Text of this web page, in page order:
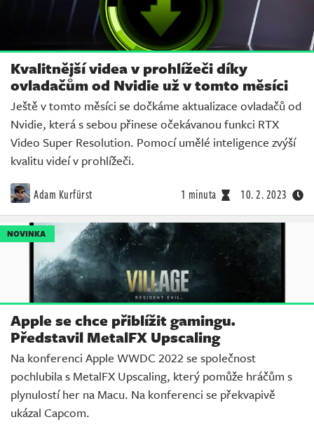
Kvalitnější videa v prohlížeči díky
ovladačům od Nvidie už v tomto měsíci
Ještě v tomto měsíci se dočkáme aktualizace ovladačů od
Nvidie, která s sebou přinese očekávanou funkci RTX
Video Super Resolution. Pomocí umělé inteligence zvýší
kvalitu videí v prohlížeči.
Adam Kurfürst 1 minuta 10. 2. 2023
NOVINKA
Apple se chce přiblížit gamingu.
Představil MetalFX Upscaling
Na konferenci Apple WWDC 2022 se společnost
pochlubila s MetalFX Upscaling, který pomůže hráčům s
plynulostí her na Macu. Na konferenci se překvapivě
ukázal Capcom.